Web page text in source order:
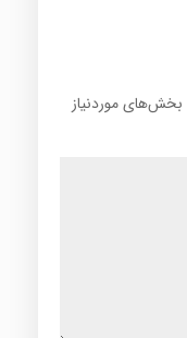
بخش‌های موردنیاز